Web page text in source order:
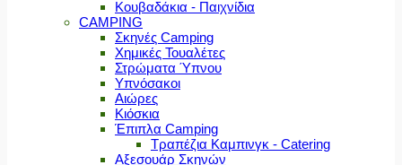
Κουβαδάκια - Παιχνίδια
CAMPING
Σκηνές Camping
Χημικές Τουαλέτες
Στρώματα Ύπνου
Υπνόσακοι
Αιώρες
Κιόσκια
Έπιπλα Camping
Τραπέζια Καμπινγκ - Catering
Αξεσουάρ Σκηνών